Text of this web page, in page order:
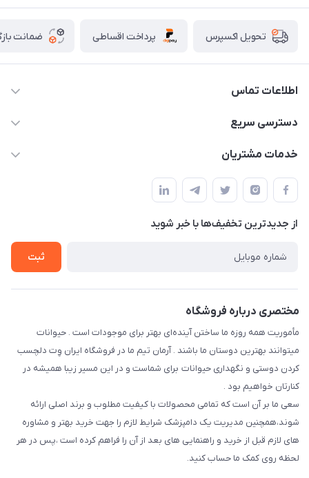
تحویل اکسپرس پرداخت اقساطی ضمانت
اطلاعات تماس
07154503736-09120986090
دسترسی سریع
حساب کاربری
درباره ما
تماس با ما
خدمات مشتریان
قوانین و مقررات
حفظ حریم شخصی
سوالات متداول
شرایط ارسال رایگان
از جدید‌ترین تخفیف‌ها با‌ خبر شوید
ثبت
مختصری درباره فروشگاه
مأموریت همه روزه ما ساختن آینده‌ای بهتر برای موجودات است . حیوانات
میتوانند بهترین دوستان ما باشند . آرمان تیم ما در فروشگاه ایران وِت دلچسب
کردن دوستی و نگهداری حیوانات برای شماست و در این مسیر زیبا همیشه در
کنارتان خواهیم بود .
سعی ما بر آن است که تمامی محصولات با کیفیت مطلوب و برند اصلی ارائه
شوند،همچنین مدیریت یک دامپزشک شرایط لازم را جهت خرید بهتر و مشاوره
های لازم قبل از خرید و راهنمایی های بعد از آن را فراهم کرده است ،پس در هر
لحظه روی کمک ما حساب کنید.